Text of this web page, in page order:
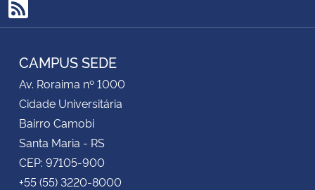
RSS
CAMPUS SEDE
Av. Roraima nº 1000
Cidade Universitária
Bairro Camobi
Santa Maria - RS
CEP: 97105-900
+55 (55) 3220-8000